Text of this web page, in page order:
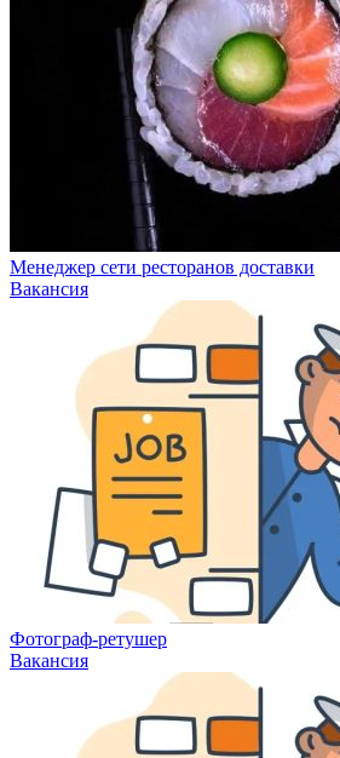
Менеджер сети ресторанов доставки
Вакансия
Фотограф-ретушер
Вакансия